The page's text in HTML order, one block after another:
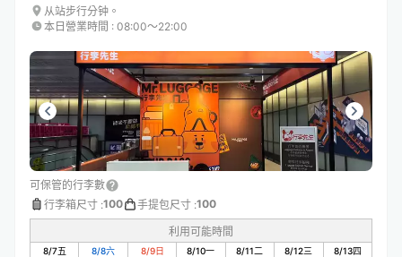
从站步行分钟。
本日營業時間 : 08:00〜22:00
可保管的行李數
行李箱尺寸 :100 手提包尺寸 :100
利用可能時間
8/7五 8/8六 8/9日 8/10一 8/11二 8/12三 8/13四